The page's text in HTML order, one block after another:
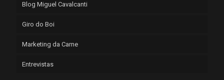
Blog Miguel Cavalcanti
Giro do Boi
Marketing da Carne
Entrevistas